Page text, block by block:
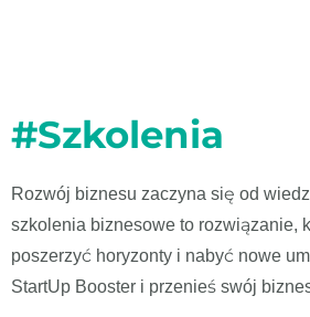
#Szkolenia
Rozwój biznesu zaczyna się od
szkolenia biznesowe to rozwiązanie,
poszerzyć horyzonty i nabyć nowe
StartUp Booster i przenieś swój